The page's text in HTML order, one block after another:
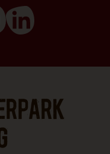
einen neuen Tab)
öffnet einen neuen
(Link öffnet einen